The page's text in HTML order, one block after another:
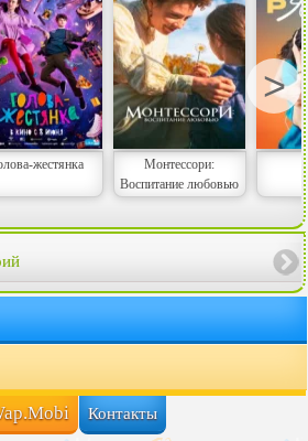
жестянка
Монтессори:
Воспитание любовью
>
Контакты